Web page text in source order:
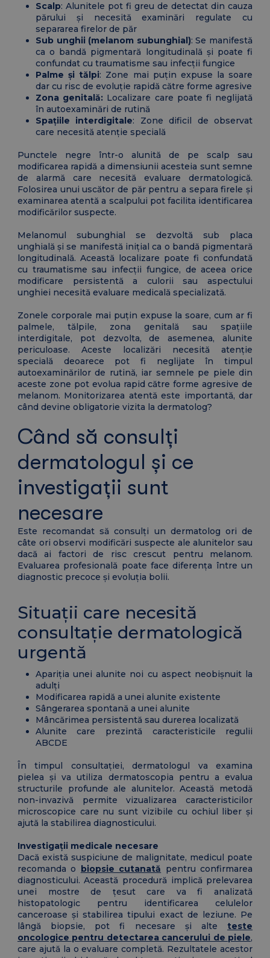
Scalp: Alunitele pot fi greu de detectat din cauza
părului și necesită examinări regulate cu
separarea firelor de păr
Sub unghii (melanom subunghial): Se manifestă
ca o bandă pigmentară longitudinală și poate fi
confundat cu traumatisme sau infecții fungice
Palme și tălpi: Zone mai puțin expuse la soare
dar cu risc de evoluție rapidă către forme agresive
Zona genitală: Localizare care poate fi neglijată
în autoexaminări de rutină
Spațiile interdigitale: Zone dificil de observat
care necesită atenție specială
Punctele negre într-o alunită de pe scalp sau
modificarea rapidă a dimensiunii acesteia sunt semne
de alarmă care necesită evaluare dermatologică.
Folosirea unui uscător de păr pentru a separa firele și
examinarea atentă a scalpului pot facilita identificarea
modificărilor suspecte.
Melanomul subunghial se dezvoltă sub placa
unghială și se manifestă inițial ca o bandă pigmentară
longitudinală. Această localizare poate fi confundată
cu traumatisme sau infecții fungice, de aceea orice
modificare persistentă a culorii sau aspectului
unghiei necesită evaluare medicală specializată.
Zonele corporale mai puțin expuse la soare, cum ar fi
palmele, tălpile, zona genitală sau spațiile
interdigitale, pot dezvolta, de asemenea, alunite
periculoase. Aceste localizări necesită atenție
specială deoarece pot fi neglijate în timpul
autoexaminărilor de rutină, iar semnele pe piele din
aceste zone pot evolua rapid către forme agresive de
melanom. Monitorizarea atentă este importantă, dar
când devine obligatorie vizita la dermatolog?
Când să consulți
dermatologul și ce
investigații sunt
necesare
Este recomandat să consulți un dermatolog ori de
câte ori observi modificări suspecte ale alunitelor sau
dacă ai factori de risc crescut pentru melanom.
Evaluarea profesională poate face diferența între un
diagnostic precoce și evoluția bolii.
Situații care necesită
consultație dermatologică
urgentă
Apariția unei alunite noi cu aspect neobișnuit la
adulți
Modificarea rapidă a unei alunite existente
Sângerarea spontană a unei alunite
Mâncărimea persistentă sau durerea localizată
Alunite care prezintă caracteristicile regulii
ABCDE
În timpul consultației, dermatologul va examina
pielea și va utiliza dermatoscopia pentru a evalua
structurile profunde ale alunitelor. Această metodă
non-invazivă permite vizualizarea caracteristicilor
microscopice care nu sunt vizibile cu ochiul liber și
ajută la stabilirea diagnosticului.
Investigații medicale necesare
Dacă există suspiciune de malignitate, medicul poate
recomanda o biopsie cutanată pentru confirmarea
diagnosticului. Această procedură implică prelevarea
unei mostre de țesut care va fi analizată
histopatologic pentru identificarea celulelor
canceroase și stabilirea tipului exact de leziune. Pe
lângă biopsie, pot fi necesare și alte teste
oncologice pentru detectarea cancerului de piele,
care ajută la o evaluare completă. Rezultatele acestor